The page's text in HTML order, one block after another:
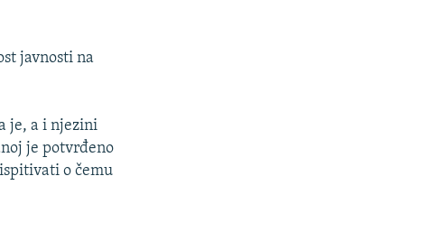
javnosti na
je, a i njezini
je potvrđeno
o čemu